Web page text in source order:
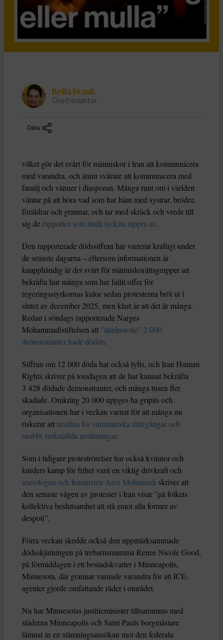
Bella Frank
Chefredaktör
Dela
vilket gör det svårt för människor i Iran att kommunicera
med varandra, och ännu svårare att kommunicera med
familj och vänner i diasporan. Många runt om i världen
väntar på att höra vad som har hänt med systrar, bröder,
föräldrar och grannar, och tar med skräck och vrede till
sig de rapporter som ändå lyckats sippra ut.
Den rapporterade dödssiffran har varierat kraftigt under
de senaste dagarna – eftersom informationen är
knapphändig är det svårt för människorättsgrupper att
bekräfta hur många som har fallit offer för
regeringsstyrkornas kulor sedan protesterna bröt ut i
slutet av december 2025, men klart är att det är många.
Redan i söndags rapporterade Narges
Mohammadistiftelsen att ”åtminstone” 2 000
demonstranter hade dödats.
Siffran om 12 000 döda har också lyfts, och Iran Human
Rights skriver på torsdagen att de har kunnat bekräfta
3 428 dödade demonstranter, och många tusen fler
skadade. Omkring 20 000 uppges ha gripits och
organisationen har i veckan varnat för att många nu
riskerar att utsättas för summariska rättegångar och
snabbt verkställda avrättningar.
Som i tidigare proteströrelser har också kvinnor och
kurders kamp för frihet varit en viktig drivkraft och
sociologen och feministen Arez Mohamadi skriver att
den senaste vågen av protester i Iran visar ”på folkets
kollektiva beslutsamhet att stå emot alla former av
despoti”.
Förra veckan skedde också den uppmärksammade
dödsskjutningen på trebarnsmamma Renee Nicole Good,
på förmiddagen i ett bostadskvarter i Minneapolis,
Minnesota, där grannar varnade varandra för att ICE-
agenter gjorde omfattande räder i området.
Nu har Minnesotas justitieminister tillsammans med
städerna Minneapolis och Saint Pauls borgmästare
lämnat in en stämningsansökan mot den federala